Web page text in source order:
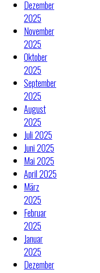
Dezember
2025
November
2025
Oktober
2025
September
2025
August
2025
Juli 2025
Juni 2025
Mai 2025
April 2025
März
2025
Februar
2025
Januar
2025
Dezember